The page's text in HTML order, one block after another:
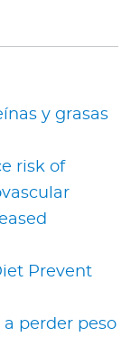
y grasas
risk of
Prevent
perder peso